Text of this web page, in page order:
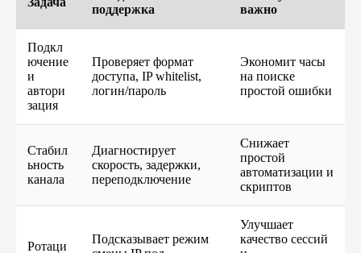
поддержка
важно
Подкл
ючение
и
автори
зация
Проверяет формат
доступа, IP whitelist,
логин/пароль
Экономит часы
на поиске
простой ошибки
Стабил
ьность
канала
Диагностирует
скорость, задержки,
переподключение
Снижает
простой
автоматизации и
скриптов
Ротаци
Подсказывает режим
Улучшает
качество сессий